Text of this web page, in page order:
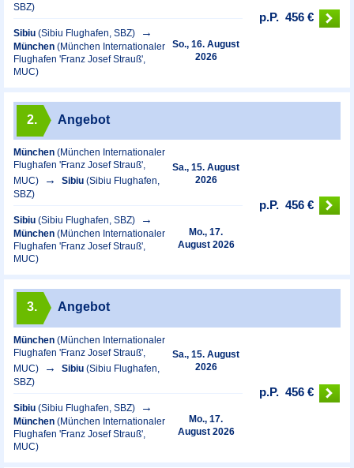
SBZ)
Sibiu (Sibiu Flughafen, SBZ)
München (München Internationaler
Flughafen 'Franz Josef Strauß',
MUC)
So., 16. August
2026
p.P. 456 €
2. Angebot
München (München Internationaler
Flughafen 'Franz Josef Strauß',
MUC)
Sibiu (Sibiu Flughafen,
SBZ)
Sa., 15. August
2026
Sibiu (Sibiu Flughafen, SBZ)
München (München Internationaler
Flughafen 'Franz Josef Strauß',
MUC)
Mo., 17.
August 2026
p.P. 456 €
3. Angebot
München (München Internationaler
Flughafen 'Franz Josef Strauß',
MUC)
Sibiu (Sibiu Flughafen,
SBZ)
Sa., 15. August
2026
Sibiu (Sibiu Flughafen, SBZ)
München (München Internationaler
Flughafen 'Franz Josef Strauß',
MUC)
Mo., 17.
August 2026
p.P. 456 €